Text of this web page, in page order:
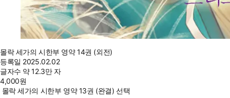
몰락 세가의 시한부 영약 14권 (외전)
등록일 2025.02.02
글자수 약 12.3만 자
4,000원
몰락 세가의 시한부 영약 13권 (완결) 선택